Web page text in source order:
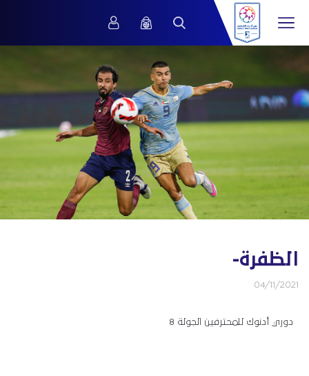
الظفرة-
04/11/2021
دوري أدنوك للمحترفين الجولة 8